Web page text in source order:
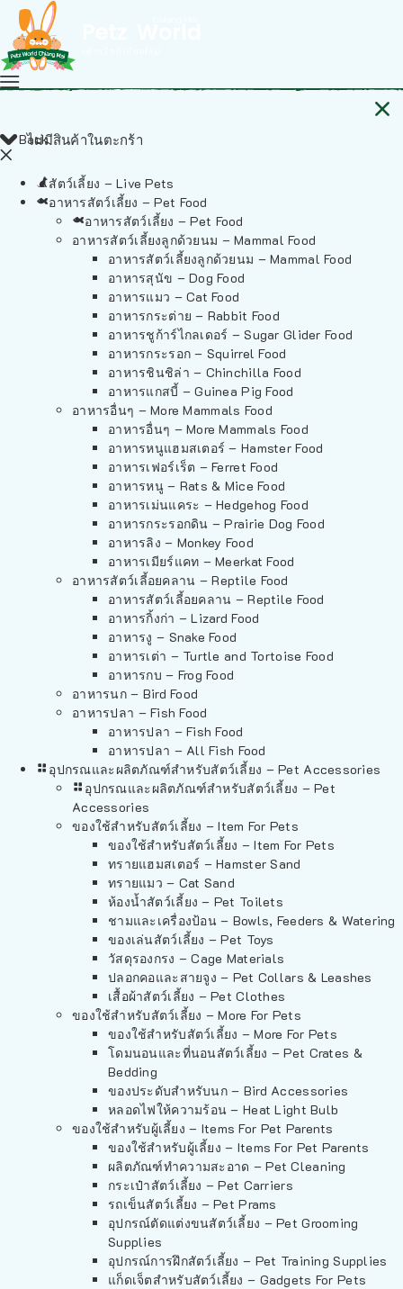
ไม่มีสินค้าในตะกร้า
Back
สัตว์เลี้ยง – Live Pets
อาหารสัตว์เลี้ยง – Pet Food
อาหารสัตว์เลี้ยง – Pet Food
อาหารสัตว์เลี้ยงลูกด้วยนม – Mammal Food
อาหารสัตว์เลี้ยงลูกด้วยนม – Mammal Food
อาหารสุนัข – Dog Food
อาหารแมว – Cat Food
อาหารกระต่าย – Rabbit Food
อาหารชูก้าร์ไกลเดอร์ – Sugar Glider Food
อาหารกระรอก – Squirrel Food
อาหารชินชิล่า – Chinchilla Food
อาหารแกสบี้ – Guinea Pig Food
อาหารอื่นๆ – More Mammals Food
อาหารอื่นๆ – More Mammals Food
อาหารหนูแฮมสเตอร์ – Hamster Food
อาหารเฟอร์เร็ต – Ferret Food
อาหารหนู – Rats & Mice Food
อาหารเม่นแคระ – Hedgehog Food
อาหารกระรอกดิน – Prairie Dog Food
อาหารลิง – Monkey Food
อาหารเมียร์แคท – Meerkat Food
อาหารสัตว์เลี้อยคลาน – Reptile Food
อาหารสัตว์เลี้อยคลาน – Reptile Food
อาหารกิ้งก่า – Lizard Food
อาหารงู – Snake Food
อาหารเต่า – Turtle and Tortoise Food
อาหารกบ – Frog Food
อาหารนก – Bird Food
อาหารปลา – Fish Food
อาหารปลา – Fish Food
อาหารปลา – All Fish Food
อุปกรณและผลิตภัณฑ์สำหรับสัตว์เลี้ยง – Pet Accessories
อุปกรณและผลิตภัณฑ์สำหรับสัตว์เลี้ยง – Pet
Accessories
ของใช้สำหรับสัตว์เลี้ยง – Item For Pets
ของใช้สำหรับสัตว์เลี้ยง – Item For Pets
ทรายแฮมสเตอร์ – Hamster Sand
ทรายแมว – Cat Sand
ห้องน้ำสัตว์เลี้ยง – Pet Toilets
ชามและเครื่องป้อน – Bowls, Feeders & Watering
ของเล่นสัตว์เลี้ยง – Pet Toys
วัสดุรองกรง – Cage Materials
ปลอกคอและสายจูง – Pet Collars & Leashes
เสื้อผ้าสัตว์เลี้ยง – Pet Clothes
ของใช้สำหรับสัตว์เลี้ยง – More For Pets
ของใช้สำหรับสัตว์เลี้ยง – More For Pets
โดมนอนและที่นอนสัตว์เลี้ยง – Pet Crates &
Bedding
ของประดับสำหรับนก – Bird Accessories
หลอดไฟให้ความร้อน – Heat Light Bulb
ของใช้สำหรับผู้เลี้ยง – Items For Pet Parents
ของใช้สำหรับผู้เลี้ยง – Items For Pet Parents
ผลิตภัณฑ์ทำความสะอาด – Pet Cleaning
กระเป๋าสัตว์เลี้ยง – Pet Carriers
รถเข็นสัตว์เลี้ยง – Pet Prams
อุปกรณ์ตัดแต่งขนสัตว์เลี้ยง – Pet Grooming
Supplies
อุปกรณ์การฝึกสัตว์เลี้ยง – Pet Training Supplies
แก็ดเจ็ตสำหรับสัตว์เลี้ยง – Gadgets For Pets